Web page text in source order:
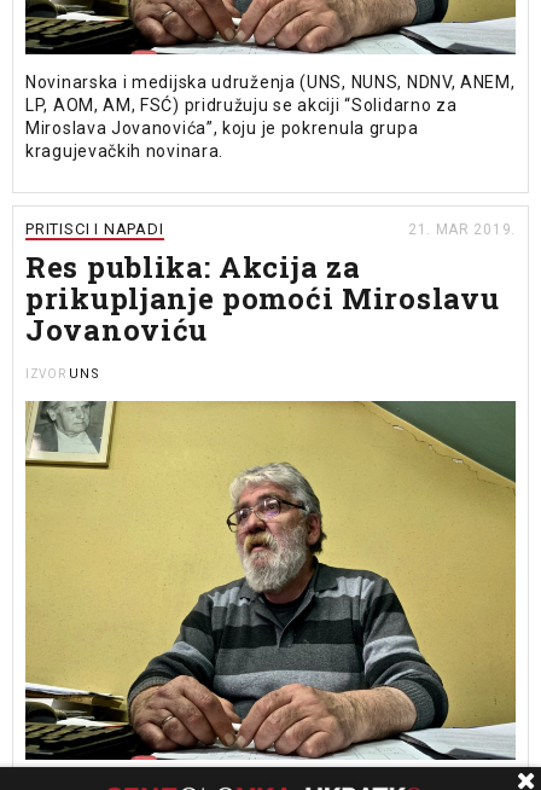
Novinarska i medijska udruženja (UNS, NUNS, NDNV, ANEM,
LP, AOM, AM, FSĆ) pridružuju se akciji “Solidarno za
Miroslava Jovanovića”, koju je pokrenula grupa
kragujevačkih novinara.
PRITISCI I NAPADI 21. MAR 2019.
Res publika: Akcija za
prikupljanje pomoći Miroslavu
Jovanoviću
IZVOR UNS